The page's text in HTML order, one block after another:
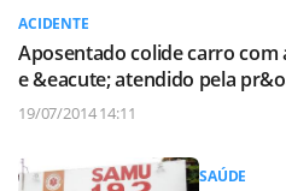
ACIDENTE
Aposentado colide carro com
e &eacute; atendido pela
19/07/2014 14:11
SAÚDE